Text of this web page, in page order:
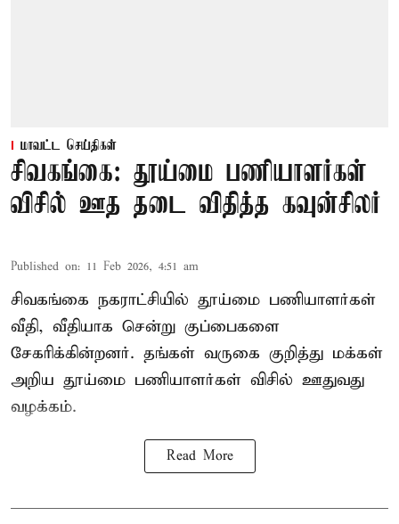
மாவட்ட செய்திகள்
சிவகங்கை: தூய்மை பணியாளர்கள்
விசில் ஊத தடை விதித்த கவுன்சிலர்
Published on: 11 Feb 2026, 4:51 am
சிவகங்கை நகராட்சியில் தூய்மை பணியாளர்கள்
வீதி, வீதியாக சென்று குப்பைகளை
சேகரிக்கின்றனர். தங்கள் வருகை குறித்து மக்கள்
அறிய தூய்மை பணியாளர்கள் விசில் ஊதுவது
வழக்கம்.
Read More